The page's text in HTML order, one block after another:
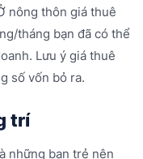
nông thôn giá thuê
tháng bạn đã có thể
Lưu ý giá thuê
số vốn bỏ ra.
trí
những bạn trẻ nên